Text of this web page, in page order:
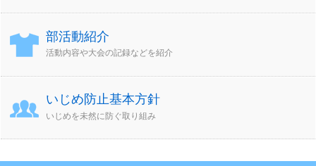
部活動紹介
活動内容や大会の記録などを紹介
いじめ防止基本方針
いじめを未然に防ぐ取り組み